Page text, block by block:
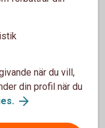
fondens
när du vill,
din profil när du